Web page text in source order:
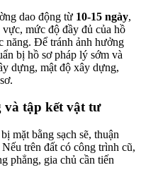
dao động từ 10-15 ngày,
mức độ đầy đủ của hồ
năng. Để tránh ảnh hưởng
bị hồ sơ pháp lý sớm và
dựng, mật độ xây dựng,
và tập kết vật tư
mặt bằng sạch sẽ, thuận
trên đất có công trình cũ,
phẳng, gia chủ cần tiến